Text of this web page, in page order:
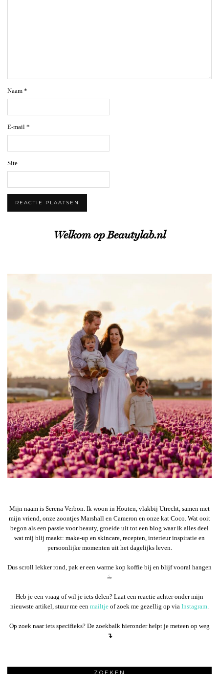
Naam *
E-mail *
Site
Welkom op Beautylab.nl
Mijn naam is Serena Verbon. Ik woon in Houten, vlakbij Utrecht, samen met
mijn vriend, onze zoontjes Marshall en Cameron en onze kat Coco. Wat ooit
begon als een passie voor beauty, groeide uit tot een blog waar ik alles deel
wat mij blij maakt: make-up en skincare, recepten, interieur inspiratie en
persoonlijke momenten uit het dagelijks leven.
Dus scroll lekker rond, pak er een warme kop koffie bij en blijf vooral hangen
☕︎
Heb je een vraag of wil je iets delen? Laat een reactie achter onder mijn
nieuwste artikel, stuur me een mailtje of zoek me gezellig op via Instagram
Op zoek naar iets specifieks? De zoekbalk hieronder helpt je meteen op weg
↴
ZOEKEN